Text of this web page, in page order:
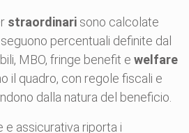
straordinari sono calcolate
percentuali definite dal
MBO, fringe benefit e welfare
il quadro, con regole fiscali e
dalla natura del beneficio.
e assicurativa riporta i